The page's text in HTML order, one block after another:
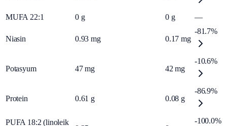
MUFA 22:1 0 g 0 g —
Niasin 0.93 mg 0.17 mg
-81.7%
Potasyum 47 mg 42 mg
-10.6%
Protein 0.61 g 0.08 g
-86.9%
PUFA 18:2 (linoleik
-100.0%